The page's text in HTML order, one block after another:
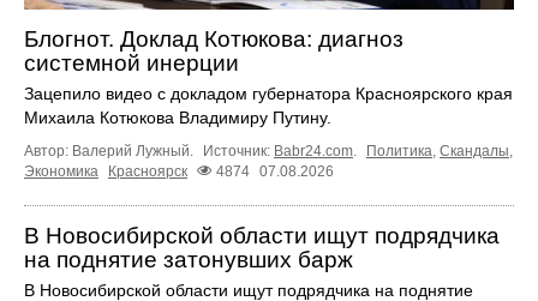
Блогнот. Доклад Котюкова: диагноз
системной инерции
Зацепило видео с докладом губернатора Красноярского края
Михаила Котюкова Владимиру Путину.
Автор: Валерий Лужный. Источник: Babr24.com Политика Скандалы
Экономика
Красноярск 4874 07.08.2026
В Новосибирской области ищут подрядчика
на поднятие затонувших барж
В Новосибирской области ищут подрядчика на поднятие